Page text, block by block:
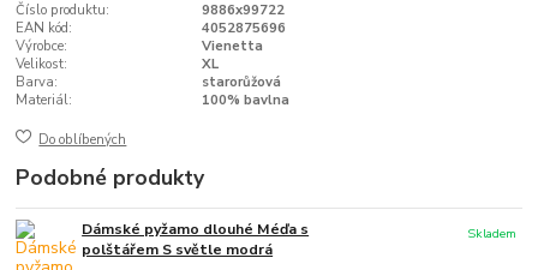
Číslo produktu:
9886x99722
EAN kód:
4052875696
Výrobce:
Vienetta
Velikost:
XL
Barva:
starorůžová
Materiál:
100% bavlna
Do oblíbených
Podobné produkty
Dámské pyžamo dlouhé Méďa s
polštářem S světle modrá
Skladem